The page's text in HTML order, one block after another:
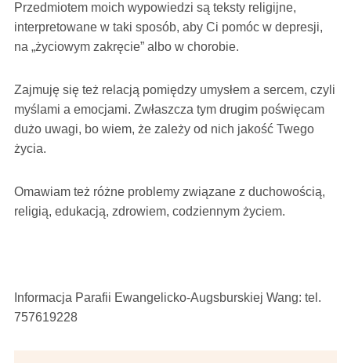
Przedmiotem moich wypowiedzi są teksty religijne,
interpretowane w taki sposób, aby Ci pomóc w depresji,
na „życiowym zakręcie” albo w chorobie.
Zajmuję się też relacją pomiędzy umysłem a sercem, czyli
myślami a emocjami. Zwłaszcza tym drugim poświęcam
dużo uwagi, bo wiem, że zależy od nich jakość Twego
życia.
Omawiam też różne problemy związane z duchowością,
religią, edukacją, zdrowiem, codziennym życiem.
Informacja Parafii Ewangelicko-Augsburskiej Wang: tel.
757619228